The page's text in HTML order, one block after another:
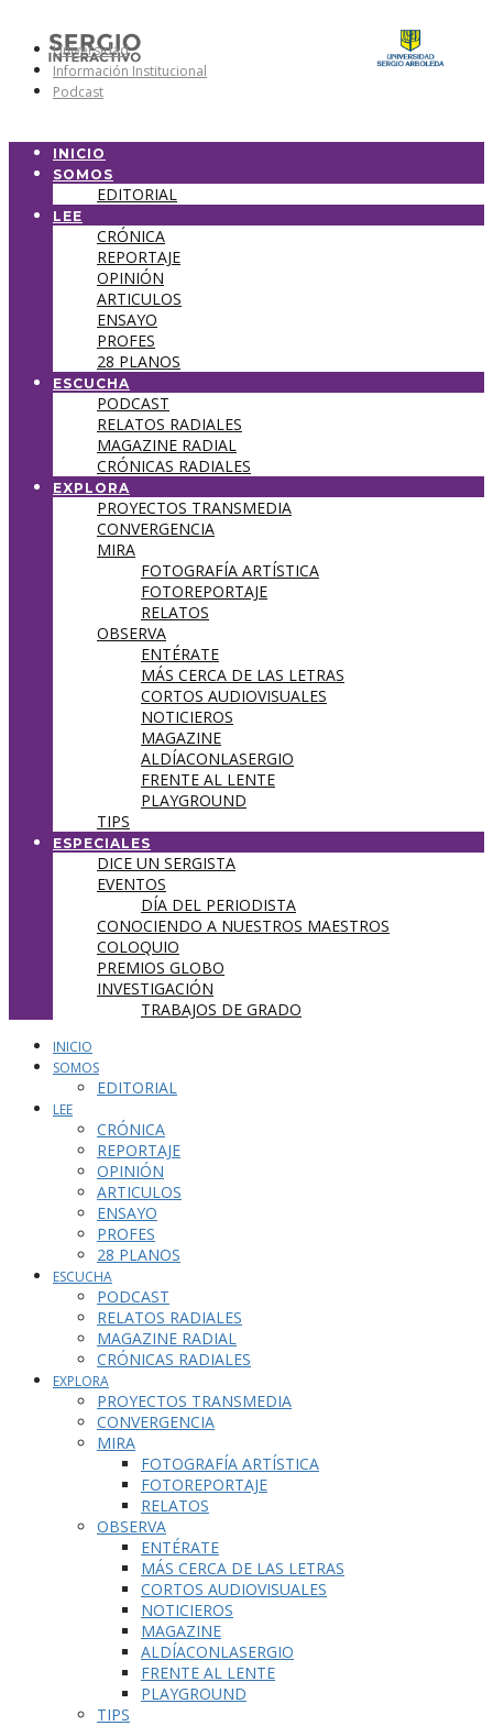
Universidad
Información Institucional
Podcast
INICIO
SOMOS
EDITORIAL
LEE
CRÓNICA
REPORTAJE
OPINIÓN
ARTICULOS
ENSAYO
PROFES
28 PLANOS
ESCUCHA
PODCAST
RELATOS RADIALES
MAGAZINE RADIAL
CRÓNICAS RADIALES
EXPLORA
PROYECTOS TRANSMEDIA
CONVERGENCIA
MIRA
FOTOGRAFÍA ARTÍSTICA
FOTOREPORTAJE
RELATOS
OBSERVA
ENTÉRATE
MÁS CERCA DE LAS LETRAS
CORTOS AUDIOVISUALES
NOTICIEROS
MAGAZINE
ALDÍACONLASERGIO
FRENTE AL LENTE
PLAYGROUND
TIPS
ESPECIALES
DICE UN SERGISTA
EVENTOS
DÍA DEL PERIODISTA
CONOCIENDO A NUESTROS MAESTROS
COLOQUIO
PREMIOS GLOBO
INVESTIGACIÓN
TRABAJOS DE GRADO
INICIO
SOMOS
EDITORIAL
LEE
CRÓNICA
REPORTAJE
OPINIÓN
ARTICULOS
ENSAYO
PROFES
28 PLANOS
ESCUCHA
PODCAST
RELATOS RADIALES
MAGAZINE RADIAL
CRÓNICAS RADIALES
EXPLORA
PROYECTOS TRANSMEDIA
CONVERGENCIA
MIRA
FOTOGRAFÍA ARTÍSTICA
FOTOREPORTAJE
RELATOS
OBSERVA
ENTÉRATE
MÁS CERCA DE LAS LETRAS
CORTOS AUDIOVISUALES
NOTICIEROS
MAGAZINE
ALDÍACONLASERGIO
FRENTE AL LENTE
PLAYGROUND
TIPS